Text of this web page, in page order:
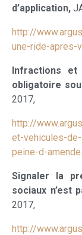
d’application,
http://
une-ride-apres-
Infractions et
obligatoire
2017,
http://
et-vehicules-
peine-d-
Signaler la
sociaux n’est
2017,
http://